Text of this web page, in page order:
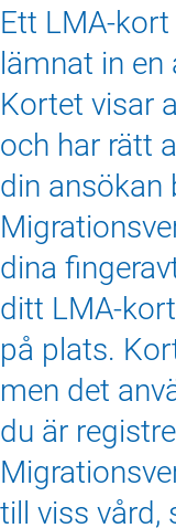
Ett LMA-
lämnat in en
Kortet visar
och har rätt
din ansökan
dina
ditt LMA-
på plats.
men det
du är
till viss vård,